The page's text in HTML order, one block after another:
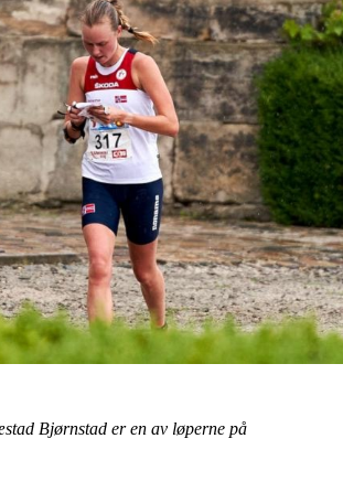
Bjørnstad er en av løperne på